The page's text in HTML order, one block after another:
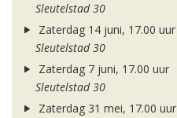
Sleutelstad 30
Zaterdag 14 juni, 17.00 uur
Sleutelstad 30
Zaterdag 7 juni, 17.00 uur
Sleutelstad 30
Zaterdag 31 mei, 17.00 uur